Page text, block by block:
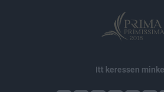
Itt keressen